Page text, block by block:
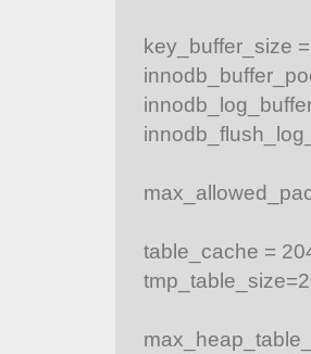
key_buffer_size
table_cache =